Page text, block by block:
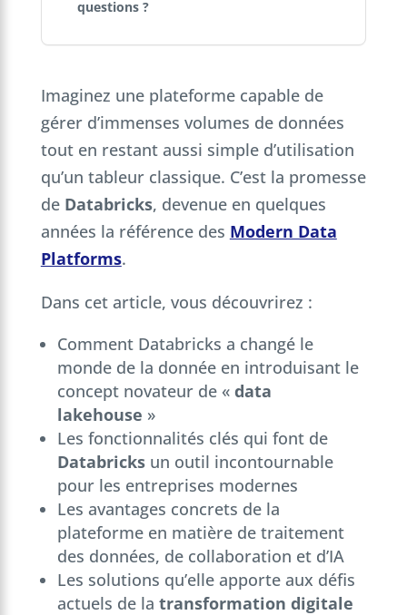
questions ?
Imaginez une plateforme capable de
gérer d’immenses volumes de données
tout en restant aussi simple d’utilisation
qu’un tableur classique. C’est la promesse
de Databricks, devenue en quelques
années la référence des Modern Data
Platforms.
Dans cet article, vous découvrirez :
Comment Databricks a changé le
monde de la donnée en introduisant le
concept novateur de « data
lakehouse »
Les fonctionnalités clés qui font de
Databricksun outil incontournable
pour les entreprises modernes
Les avantages concrets de la
plateforme en matière de traitement
des données, de collaboration et d’IA
Les solutions qu’elle apporte aux défis
actuels de la transformation digitale